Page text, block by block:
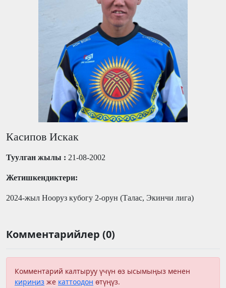
Касипов Искак
Туулган жылы : 21-08-2002
Жетишкендиктери:
2024-жыл Нооруз кубогу 2-орун (Талас, Экинчи лига)
Комментарийлер (0)
Комментарий калтыруу үчүн өз ысымыңыз менен
кириңиз же каттоодон өтүңүз.